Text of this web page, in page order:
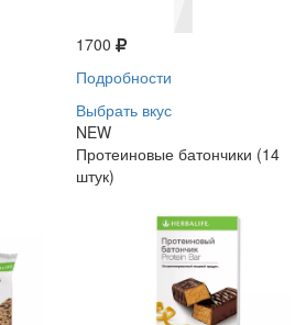
1700
Подробности
Выбрать вкус
NEW
Протеиновые батончики (14
штук)